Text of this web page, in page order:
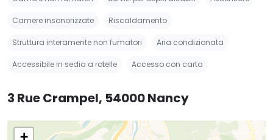
Camere insonorizzate Riscaldamento
Struttura interamente non fumatori Aria condizionata
Accessibile in sedia a rotelle Accesso con carta
3 Rue Crampel, 54000 Nancy
+